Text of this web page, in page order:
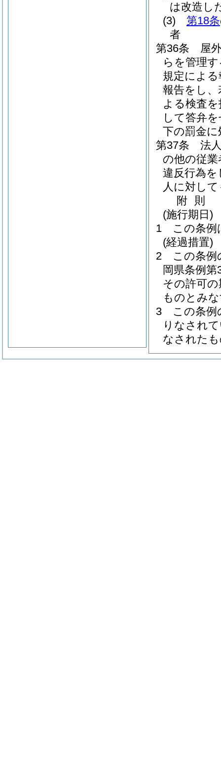
は改造し
(3)
第18条
者
第36条
屋
らを管理
規定によ
報告をし
よる検査
して答弁
下の罰金
第37条
法
の他の従
違反行為
人に対し
附 則
(施行期日)
1
この条例
(経過措置)
2
この条例
岡県条例第
その許可
ものとみ
3
この条例
りなされ
なされた